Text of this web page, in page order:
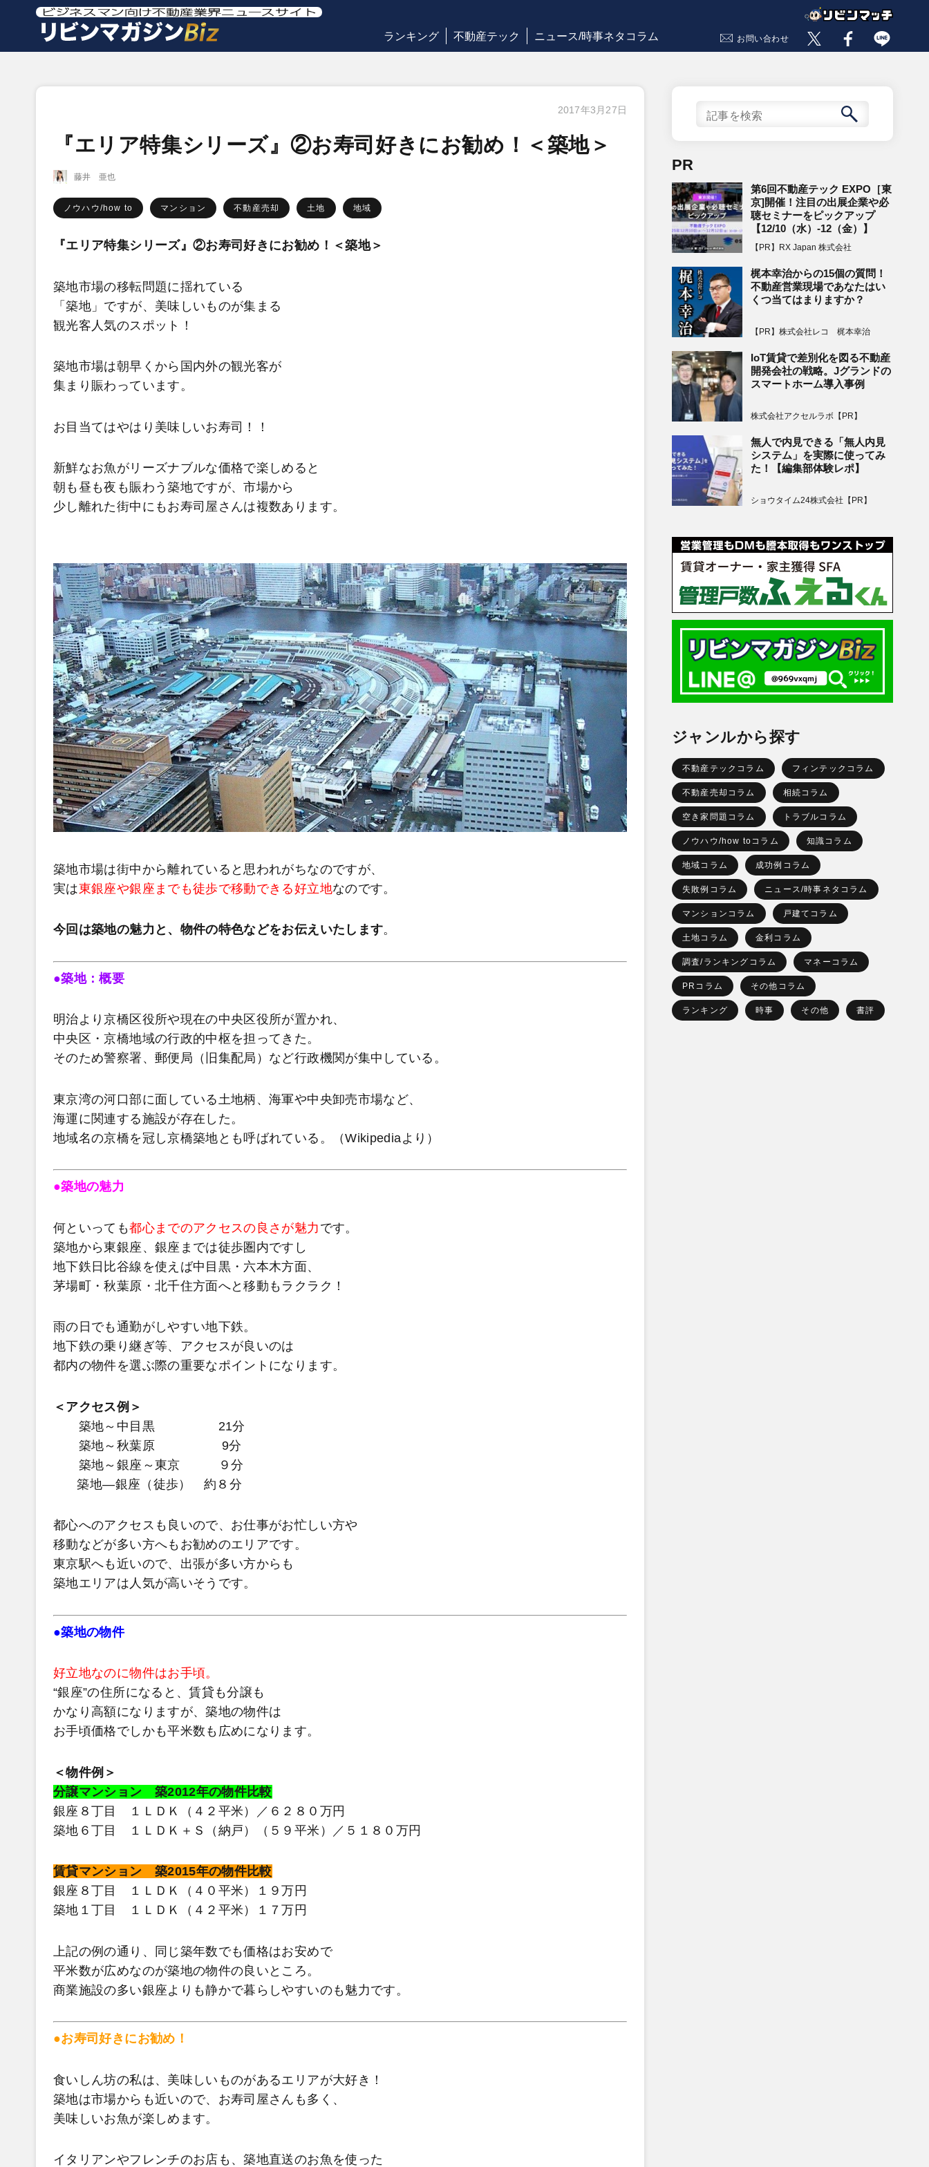
ランキング 不動産テック ニュース/時事ネタコラム お問い合わせ
2017年3月27日
『エリア特集シリーズ』②お寿司好きにお勧め！＜築地＞
藤井 亜也
ノウハウ/how to マンション 不動産売却 土地 地域
『エリア特集シリーズ』②お寿司好きにお勧め！＜築地＞
築地市場の移転問題に揺れている
「築地」ですが、美味しいものが集まる
観光客人気のスポット！
築地市場は朝早くから国内外の観光客が
集まり賑わっています。
お目当てはやはり美味しいお寿司！！
新鮮なお魚がリーズナブルな価格で楽しめると
朝も昼も夜も賑わう築地ですが、市場から
少し離れた街中にもお寿司屋さんは複数あります。
築地市場は街中から離れていると思われがちなのですが、
実は東銀座や銀座までも徒歩で移動できる好立地なのです。
今回は築地の魅力と、物件の特色などをお伝えいたします。
●築地：概要
明治より京橋区役所や現在の中央区役所が置かれ、
中央区・京橋地域の行政的中枢を担ってきた。
そのため警察署、郵便局（旧集配局）など行政機関が集中している。
東京湾の河口部に面している土地柄、海軍や中央卸売市場など、
海運に関連する施設が存在した。
地域名の京橋を冠し京橋築地とも呼ばれている。（Wikipediaより）
●築地の魅力
何といっても都心までのアクセスの良さが魅力 です。
築地から東銀座、銀座までは徒歩圏内ですし
地下鉄日比谷線を使えば中目黒・六本木方面、
茅場町・秋葉原・北千住方面へと移動もラクラク！
雨の日でも通勤がしやすい地下鉄。
地下鉄の乗り継ぎ等、アクセスが良いのは
都内の物件を選ぶ際の重要なポイントになります。
＜アクセス例＞
築地～中目黒 21分
築地～秋葉原 9分
築地～銀座～東京 ９分
築地―銀座（徒歩） 約８分
都心へのアクセスも良いので、お仕事がお忙しい方や
移動などが多い方へもお勧めのエリアです。
東京駅へも近いので、出張が多い方からも
築地エリアは人気が高いそうです。
●築地の物件
好立地なのに物件はお手頃。
“銀座”の住所になると、賃貸も分譲も
かなり高額になりますが、築地の物件は
お手頃価格でしかも平米数も広めになります。
＜物件例＞
分譲マンション 築2012年の物件比較
銀座８丁目 １ＬＤＫ（４２平米）／６２８０万円
築地６丁目 １ＬＤＫ＋Ｓ（納戸）（５９平米）／５１８０万円
賃貸マンション 築2015年の物件比較
銀座８丁目 １ＬＤＫ（４０平米）１９万円
築地１丁目 １ＬＤＫ（４２平米）１７万円
上記の例の通り、同じ築年数でも価格はお安めで
平米数が広めなのが築地の物件の良いところ。
商業施設の多い銀座よりも静かで暮らしやすいのも魅力です。
●お寿司好きにお勧め！
食いしん坊の私は、美味しいものがあるエリアが大好き！
築地は市場からも近いので、お寿司屋さんも多く、
美味しいお魚が楽しめます。
イタリアンやフレンチのお店も、築地直送のお魚を使った
PR
第6回不動産テック EXPO［東
京]開催！注目の出展企業や必
聴セミナーをピックアップ
【12/10（水）-12（金）】
【PR】RX Japan 株式会社
梶本幸治からの15個の質問！
不動産営業現場であなたはい
くつ当てはまりますか？
【PR】株式会社レコ 梶本幸治
IoT賃貸で差別化を図る不動産
開発会社の戦略。Jグランドの
スマートホーム導入事例
株式会社アクセルラボ【PR】
無人で内見できる「無人内見
システム」を実際に使ってみ
た！【編集部体験レポ】
ショウタイム24株式会社【PR】
ジャンルから探す
不動産テックコラム フィンテックコラム
不動産売却コラム 相続コラム
空き家問題コラム トラブルコラム
ノウハウ/how toコラム 知識コラム
地域コラム 成功例コラム
失敗例コラム ニュース/時事ネタコラム
マンションコラム 戸建てコラム
土地コラム 金利コラム
調査/ランキングコラム マネーコラム
PRコラム その他コラム
ランキング 時事 その他 書評